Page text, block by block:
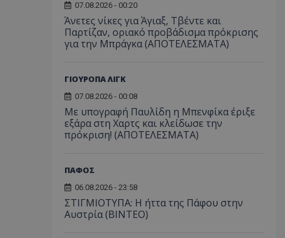
07.08.2026 - 00:20
Άνετες νίκες για Άγιαξ, Τβέντε και
Παρτίζαν, οριακό προβάδισμα πρόκρισης
για την Μπράγκα (ΑΠΟΤΕΛΕΣΜΑΤΑ)
ΓΙΟΥΡΟΠΑ ΛΙΓΚ
07.08.2026 - 00:08
Με υπογραφή Παυλίδη η Μπενφίκα έριξε
εξάρα στη Χαρτς και κλείδωσε την
πρόκριση! (ΑΠΟΤΕΛΕΣΜΑΤΑ)
ΠΑΦΟΣ
06.08.2026 - 23:58
ΣΤΙΓΜΙΟΤΥΠΑ: Η ήττα της Πάφου στην
Αυστρία (ΒΙΝΤΕΟ)